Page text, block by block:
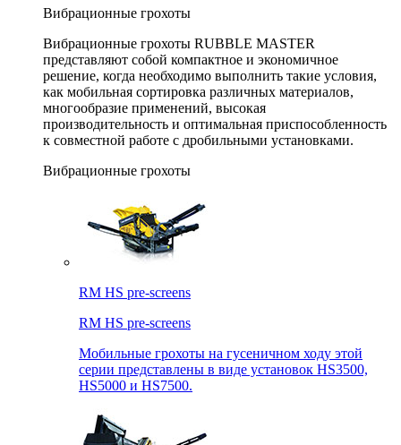
Вибрационные грохоты
Вибрационные грохоты RUBBLE MASTER
представляют собой компактное и экономичное
решение, когда необходимо выполнить такие условия,
как мобильная сортировка различных материалов,
многообразие применений, высокая
производительность и оптимальная приспособленность
к совместной работе с дробильными установками.
Вибрационные грохоты
RM HS pre-screens
RM HS pre-screens
Мобильные грохоты на гусеничном ходу этой
серии представлены в виде установок HS3500,
HS5000 и HS7500.